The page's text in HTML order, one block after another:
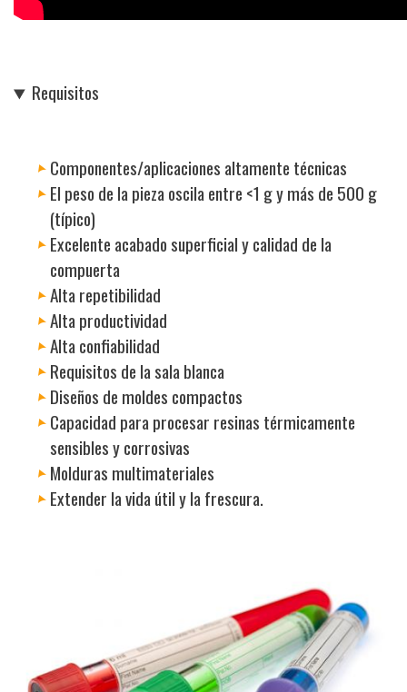
Requisitos
Componentes/aplicaciones altamente técnicas
El peso de la pieza oscila entre <1 g y más de 500 g
(típico)
Excelente acabado superficial y calidad de la
compuerta
Alta repetibilidad
Alta productividad
Alta confiabilidad
Requisitos de la sala blanca
Diseños de moldes compactos
Capacidad para procesar resinas térmicamente
sensibles y corrosivas
Molduras multimateriales
Extender la vida útil y la frescura.